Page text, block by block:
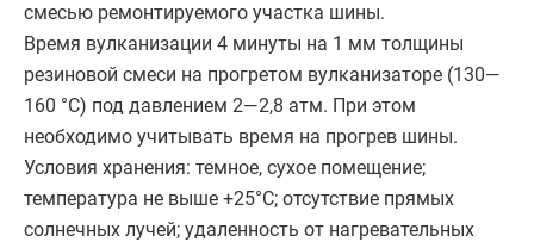
смесью ремонтируемого участка шины.
Время вулканизации 4 минуты на 1 мм толщины
резиновой смеси на прогретом вулканизаторе (130—
160 °С) под давлением 2—2,8 атм. При этом
необходимо учитывать время на прогрев шины.
Условия хранения: темное, сухое помещение;
температура не выше +25°С; отсутствие прямых
солнечных лучей; удаленность от нагревательных